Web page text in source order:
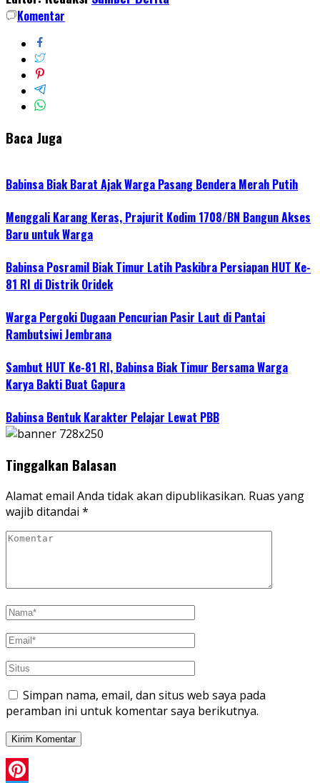
Komentar
Baca Juga
Babinsa Biak Barat Ajak Warga Pasang Bendera Merah Putih
Menggali Karang Keras, Prajurit Kodim 1708/BN Bangun Akses
Baru untuk Warga
Babinsa Posramil Biak Timur Latih Paskibra Persiapan HUT Ke-
81 RI di Distrik Oridek
Warga Pergoki Dugaan Pencurian Pasir Laut di Pantai
Rambutsiwi Jembrana
Sambut HUT Ke-81 RI, Babinsa Biak Timur Bersama Warga
Karya Bakti Buat Gapura
Babinsa Bentuk Karakter Pelajar Lewat PBB
Tinggalkan Balasan
Alamat email Anda tidak akan dipublikasikan. Ruas yang
wajib ditandai *
Simpan nama, email, dan situs web saya pada
peramban ini untuk komentar saya berikutnya.